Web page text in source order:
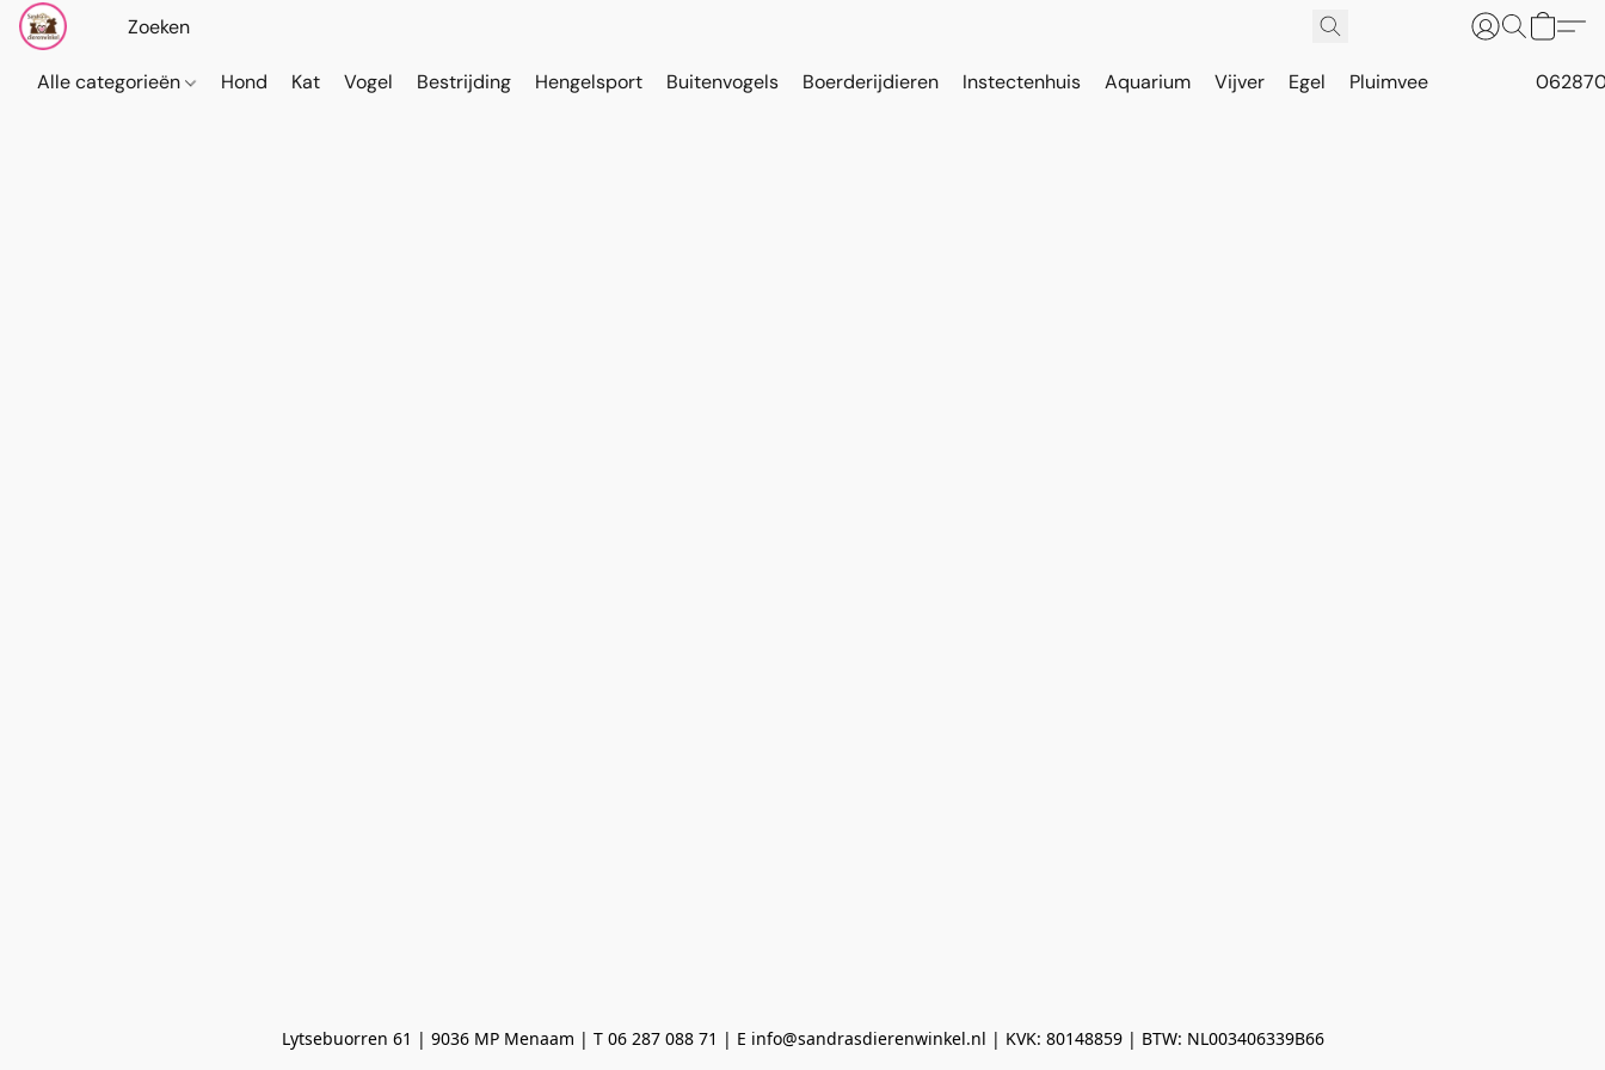
Alle categorieën Hond Kat Vogel Bestrijding Hengelsport Buitenvogels Boerderijdieren Instectenhuis Aquarium Vijver Egel Pluimvee
Lytsebuorren 61 | 9036 MP Menaam | T 06 287 088 71 | E info@sandrasdierenwinkel.nl | KVK: 80148859 | BTW: NL003406339B66